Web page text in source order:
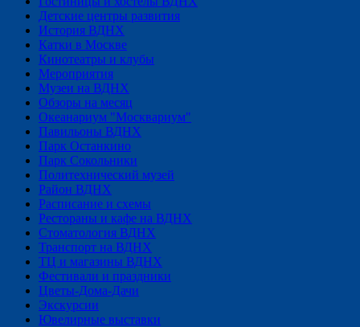
Детские центры развития
История ВДНХ
Катки в Москве
Кинотеатры и клубы
Мероприятия
Музеи на ВДНХ
Обзоры на месяц
Океанариум "Москвариум"
Павильоны ВДНХ
Парк Останкино
Парк Сокольники
Политехнический музей
Район ВДНХ
Расписание и схемы
Рестораны и кафе на ВДНХ
Стоматология ВДНХ
Транспорт на ВДНХ
ТЦ и магазины ВДНХ
Фестивали и праздники
Цветы-Дома-Дачи
Экскурсии
Ювелирные выставки